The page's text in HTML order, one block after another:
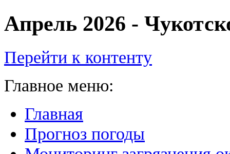
Апрель 2026 -
Перейти к контенту
Главное меню:
Главная
Прогноз погоды